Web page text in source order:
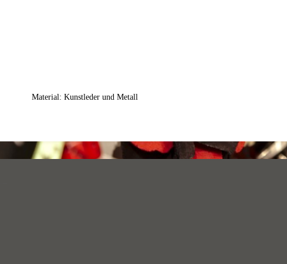
Material: Kunstleder und Metall